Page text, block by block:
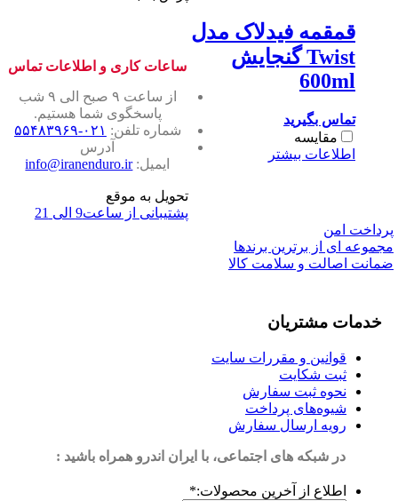
قمقمه فیدلاک مدل
Twist گنجایش
600ml
تماس بگیرید
مقایسه
اطلاعات بیشتر
ساعات کاری و اطلاعات تماس
از ساعت ۹ صبح الی ۹ شب
پاسخگوی شما هستیم.
شماره تلفن: ۰۲۱-۵۵۴۸۳۹۶۹
آدرس
ایمیل:info@iranenduro.ir
تحویل به موقع
پشتیبانی از ساعت9 الی 21
پرداخت امن
مجموعه ای از برترین برندها
ضمانت اصالت و سلامت کالا
خدمات مشتریان
قوانین و مقررات سایت
ثبت شکایت
نحوه ثبت سفارش
شیوه‌های پرداخت
رویه ارسال سفارش
در شبکه های اجتماعی، با ایران اندرو همراه باشید :
اطلاع از آخرین محصولات:*